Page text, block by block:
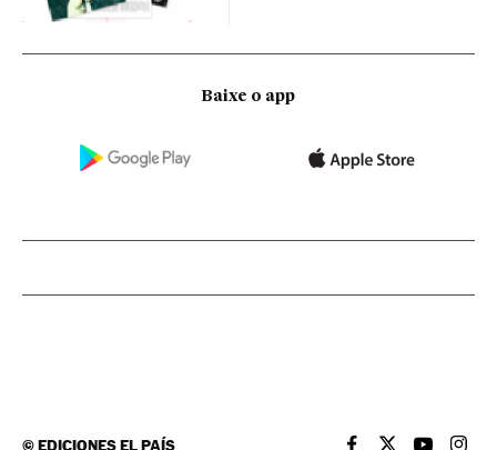
Baixe o app
©EDICIONES EL PAÍS